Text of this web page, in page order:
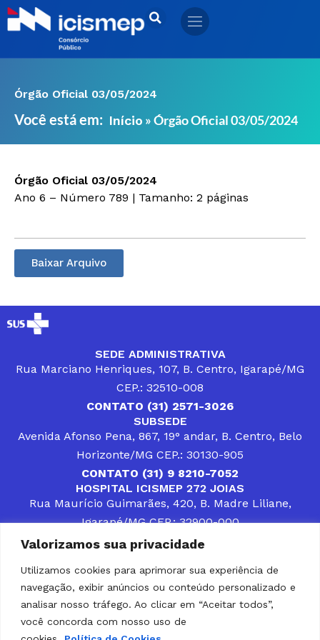
Valorizamos sua privacidade
Utilizamos cookies para aprimorar sua experiência de
navegação, exibir anúncios ou conteúdo personalizado e
analisar nosso tráfego. Ao clicar em “Aceitar todos”,
você concorda com nosso uso de
Ir
para
Órgão Oficial 03/05/2024
Você está em: Início »Órgão Oficial 03/05/2024
Órgão Oficial 03/05/2024
Ano 6 – Número 789 | Tamanho: 2 páginas
Baixar Arquivo
SEDE ADMINISTRATIVA
Rua Marciano Henriques, 107, B. Centro, Igarapé/MG
CEP.: 32510-008
CONTATO (31) 2571-3026
SUBSEDE
Avenida Afonso Pena, 867, 19° andar, B. Centro, Belo
Horizonte/MG CEP.: 30130-905
CONTATO (31) 9 8210-7052
HOSPITAL ICISMEP 272 JOIAS
Rua Maurício Guimarães, 420, B. Madre Liliane,
Igarapé/MG CEP.: 32900-000
CONTATOS (31) 3512-4400 ou (31) 9 8309-8660
DESENVOLVER SOLUÇÕES, AÇÕES E SERVIÇOS
PÚBLICOS QUE COMPLEMENTEM A ASSISTÊNCIA À
POPULAÇÃO DA REGIÃO EM QUE ATUA, SENDO
PARCEIRO DOS MUNICÍPIOS CONSORCIADOS NA
SOLUÇÃO DE DIFICULDADES ENFRENTADAS POR
GESTORES MUNICIPAIS, É O COMPROMISSO DO
ICISMEP.